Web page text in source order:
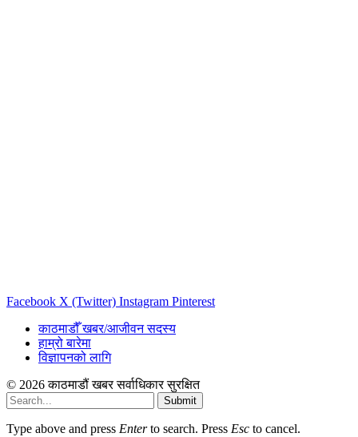
Facebook X (Twitter) Instagram Pinterest
काठमाडौँ खबर/आजीवन सदस्य
हाम्रो बारेमा
विज्ञापनको लागि
© 2026 काठमाडौं खबर सर्वाधिकार सुरक्षित
Submit
Type above and press Enterto search. Press Esc to cancel.